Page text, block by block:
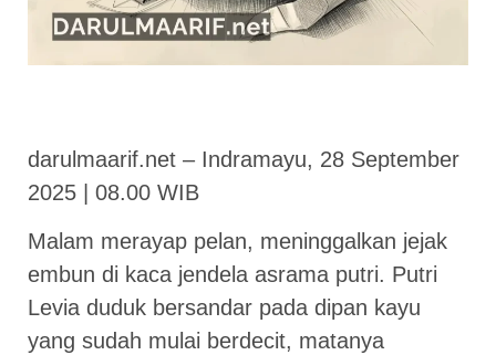
darulmaarif.net – Indramayu, 28 September
2025 | 08.00 WIB
Malam merayap pelan, meninggalkan jejak
embun di kaca jendela asrama putri. Putri
Levia duduk bersandar pada dipan kayu
yang sudah mulai berdecit, matanya